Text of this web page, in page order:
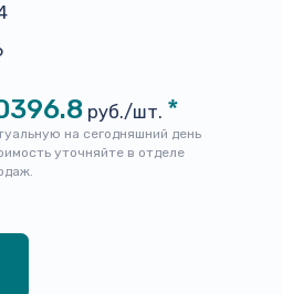
руб./шт. *
на сегодняшний день
уточняйте в отделе